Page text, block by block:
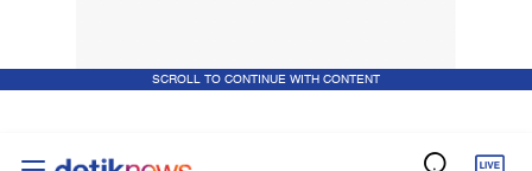
SCROLL TO CONTINUE WITH CONTENT